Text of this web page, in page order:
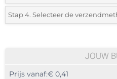
1 Kleur (Aan een kant)
3 Kleuren (Aan een kant)
*Selecteer uit de lijst of voeg het
100
Stap 4. Selecteer de
JOUW
Prijs vanaf:€ 0,41